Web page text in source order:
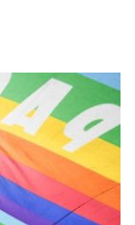
calcio 2026